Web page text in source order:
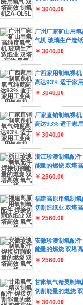
￥ 3040.00
广州厂家矿山用
气机 玻璃生产造
￥ 3040.00
广西家用制氧裸
高达93% 适于家
￥ 3040.00
厂家直销制氧裸机
高达93% 适于家
￥ 3040.00
浙江珍澳制氧配件
能量的燃烧 双塔
￥ 2560.00
福建高原用氧制氧
切割造纸业 双塔
￥ 2560.00
安徽珍澳制氧配件
能量的燃烧 双塔
￥ 2560.00
甘肃氧气精灵制氧
切割能量的燃烧
￥ 3040.00